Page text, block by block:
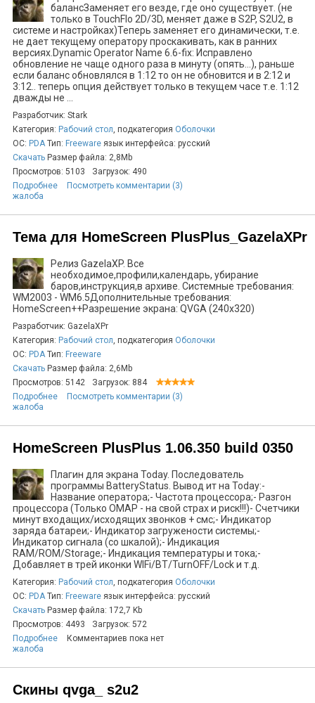
балансЗаменяет его везде, где оно существует. (не
только в TouchFlo 2D/3D, меняет даже в S2P, S2U2, в
системе и настройках)Теперь заменяет его динамически, т.е.
не дает текущему оператору проскакивать, как в ранних
версиях.Dynamic Operator Name 6.6-fix: Исправлено
обновление не чаще одного раза в минуту (опять...), раньше
если баланс обновлялся в 1:12 то он не обновится и в 2:12 и
3:12.. теперь опция действует только в текущем часе т.е. 1:12
дважды не ...
Разработчик: Stark
Категория: Рабочий стол, подкатегория Оболочки
ОС: PDAТип: Freeware язык интерфейса: русский
Скачать Размер файла: 2,8Mb
Просмотров: 5103
Загрузок: 490
Подробнее
Посмотреть комментарии (3)
жалоба
Тема для HomeScreen PlusPlus_GazelaXPr
Релиз GazelaXP. Все
необходимое,профили,календарь, убирание
баров,инструкция,в архиве. Системные требования:
WM2003 - WM6.5Дополнительные требования:
HomeScreen++Разрешение экрана: QVGA (240x320)
Разработчик: GazelaXPr
Категория: Рабочий стол, подкатегория Оболочки
ОС: PDAТип: Freeware
Скачать Размер файла: 2,6Mb
Просмотров: 5142
Загрузок: 884
Подробнее
Посмотреть комментарии (3)
жалоба
HomeScreen PlusPlus 1.06.350 build 0350
Плагин для экрана Today. Последователь
программы BatteryStatus. Вывод ит на Today:-
Название оператора;- Частота процессора;- Разгон
процессора (Только OMAP - на свой страх и риск!!!)- Счетчики
минут входащих/исходящих звонков + смс;- Индикатор
заряда батареи;- Индикатор загружености системы;-
Индикатор сигнала (со шкалой);- Индикация
RAM/ROM/Storage;- Индикация температуры и тока;-
Добавляет в трей иконки WIFi/BT/TurnOFF/Lock и т.д.
Категория: Рабочий стол, подкатегория Оболочки
ОС: PDAТип: Freeware язык интерфейса: русский
Скачать Размер файла: 172,7 Kb
Просмотров: 4493
Загрузок: 572
Подробнее
Комментариев пока нет
жалоба
Скины qvga_ s2u2